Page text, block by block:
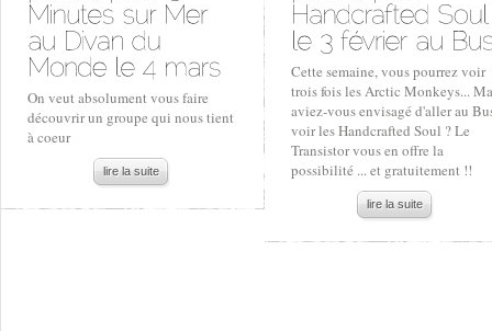
On veut absolument vous faire
découvrir un groupe qui nous tient
à coeur
lire la suite
Cette semaine, vous pourrez voir
trois fois les Arctic Monkeys...
aviez-vous envisagé d'aller au
voir les Handcrafted Soul ? Le
Transistor vous en offre la
possibilité ... et gratuitement !!
lire la suite